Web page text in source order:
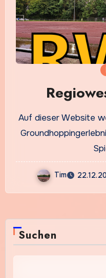
Auf dieser Website
Tim
Suchen